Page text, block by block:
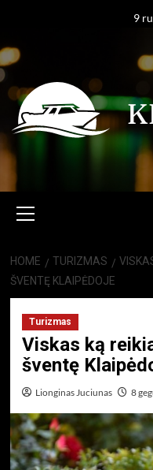
content
9
Menu
HOME TURIZMAS
ŠVENTĘ KLAIPĖDOJE
Turizmas
Viskas ką
šventę
Lionginas Juciunas 8